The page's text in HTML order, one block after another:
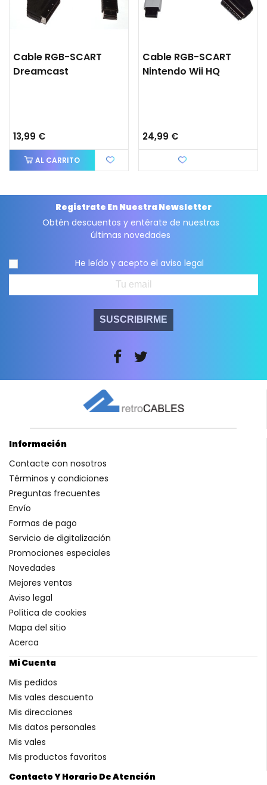
Cable RGB-SCART
Dreamcast
13,99 €
AL CARRITO
Cable RGB-SCART
Nintendo Wii HQ
24,99 €
Registrate En Nuestra Newsletter
Obtén descuentos y entérate de nuestras
últimas novedades
He leído y acepto el aviso legal
SUSCRIBIRME
Contacto Y Horario De Atención
Información
Contacte con nosotros
Términos y condiciones
Preguntas frecuentes
Envío
Formas de pago
Servicio de digitalización
Promociones especiales
Novedades
Mejores ventas
Aviso legal
Política de cookies
Mapa del sitio
Acerca
Mi Cuenta
Mis pedidos
Mis vales descuento
Mis direcciones
Mis datos personales
Mis vales
Mis productos favoritos